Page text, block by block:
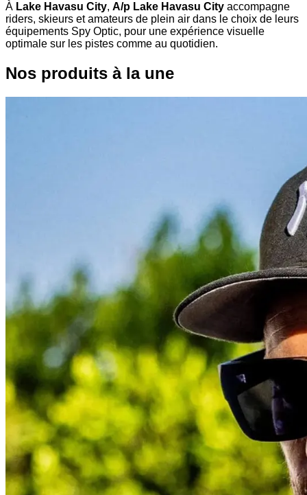
À Lake Havasu City, A/p Lake Havasu City accompagne
riders, skieurs et amateurs de plein air dans le choix de leurs
équipements Spy Optic, pour une expérience visuelle
optimale sur les pistes comme au quotidien.
Nos produits à la une